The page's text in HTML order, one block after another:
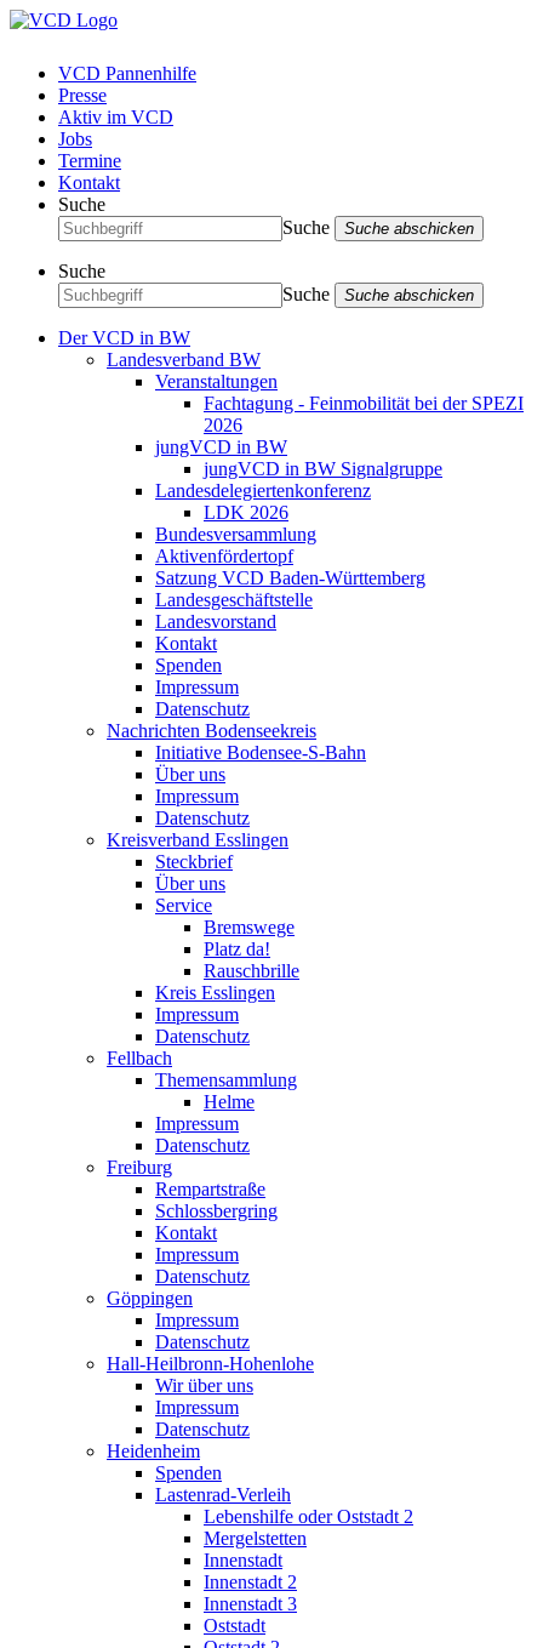
VCD Pannenhilfe
Presse
Aktiv im VCD
Jobs
Termine
Kontakt
Suche
Suche
Suche abschicken
Suche
Suche
Suche abschicken
Der VCD in BW
Landesverband BW
Veranstaltungen
Fachtagung - Feinmobilität bei der SPEZI
2026
jungVCD in BW
jungVCD in BW Signalgruppe
Landesdelegiertenkonferenz
LDK 2026
Bundesversammlung
Aktivenfördertopf
Satzung VCD Baden-Württemberg
Landesgeschäftstelle
Landesvorstand
Kontakt
Spenden
Impressum
Datenschutz
Nachrichten Bodenseekreis
Initiative Bodensee-S-Bahn
Über uns
Impressum
Datenschutz
Kreisverband Esslingen
Steckbrief
Über uns
Service
Bremswege
Platz da!
Rauschbrille
Kreis Esslingen
Impressum
Datenschutz
Fellbach
Themensammlung
Helme
Impressum
Datenschutz
Freiburg
Rempartstraße
Schlossbergring
Kontakt
Impressum
Datenschutz
Göppingen
Impressum
Datenschutz
Hall-Heilbronn-Hohenlohe
Wir über uns
Impressum
Datenschutz
Heidenheim
Spenden
Lastenrad-Verleih
Lebenshilfe oder Oststadt 2
Mergelstetten
Innenstadt
Innenstadt 2
Innenstadt 3
Oststadt